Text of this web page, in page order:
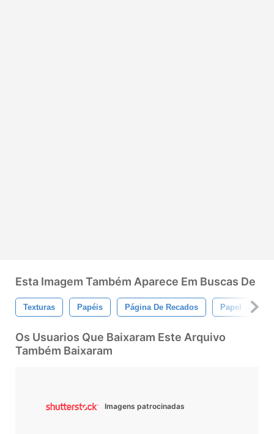
Esta Imagem Também Aparece Em Buscas De
Texturas Papéis Página De Recados Papel
Os Usuarios Que Baixaram Este Arquivo
Também Baixaram
Imagens patrocinadas